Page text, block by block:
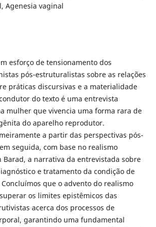
Agenesia vaginal
esforço de tensionamento dos
pós-estruturalistas sobre as relações
práticas discursivas e a materialidade
do texto é uma entrevista
mulher que vivencia uma forma rara de
do aparelho reprodutor.
a partir das perspectivas pós-
seguida, com base no realismo
Barad, a narrativa da entrevistada sobre
e tratamento da condição de
que o advento do realismo
os limites epistêmicos das
acerca dos processos de
garantindo uma fundamental